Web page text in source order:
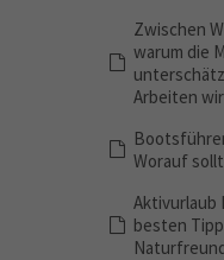
Zwischen
warum die
Arbeiten
Worauf
Aktivurlaub
besten